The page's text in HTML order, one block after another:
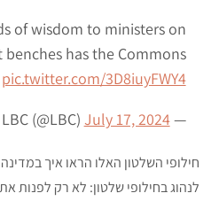
of wisdom to ministers on
has the Commons
pic.twitter.com/3D8iuyFWY4
— LBC (@LBC)
July 17, 2024
חילופי השלטון האלו הראו איך
לנהוג בחילופי שלטון: לא רק לפנות